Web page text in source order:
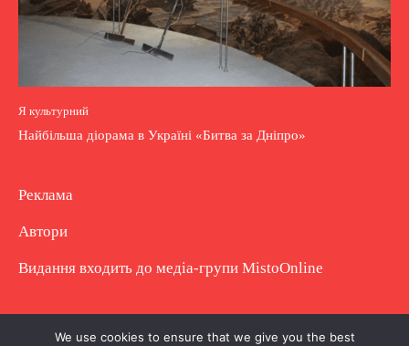
Я культурний
Найбільша діорама в Україні «Битва за Дніпро»
Реклама
Автори
Видання входить до медіа-групи MistoOnline
Copyright © Повне використання матеріалу
We use cookies to ensure that we give you the best